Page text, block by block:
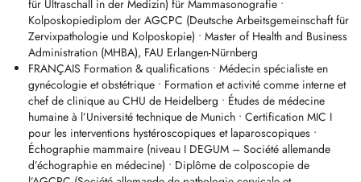
Informations importantes concernant les rendez-vous :
Nouvelles patientes enceintes : Pas de prise de rendez-vous en ligne
via Doctena. Un contact téléphonique préalable est nécessaire pour
vérifier si nous pouvons actuellement accepter de nouvelles patientes
enceintes. Tél. : +352 22 12 58.
Patientes existantes : Si vous ne trouvez pas de rendez-vous
rapidement sur Doctena, veuillez contacter notre secrétariat au +352
22 12 58.
ENGLISH
Gynaecologist and obstetrician - surgical procedures and deliveries at
für Ultraschall in der Medizin) für Mammasonografie •
Kolposkopiediplom der AGCPC (Deutsche Arbeitsgemeinschaft für
Zervixpathologie und Kolposkopie) • Master of Health and Business
Administration (MHBA), FAU Erlangen-Nürnberg
FRANÇAIS Formation & qualifications • Médecin spécialiste en
gynécologie et obstétrique • Formation et activité comme interne et
chef de clinique au CHU de Heidelberg • Études de médecine
humaine à l’Université technique de Munich • Certification MIC I
pour les interventions hystéroscopiques et laparoscopiques •
Échographie mammaire (niveau I DEGUM – Société allemande
d’échographie en médecine) • Diplôme de colposcopie de